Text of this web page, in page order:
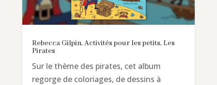
Rebecca Gilpin, Activités pour les petits, Les
Pirates
Sur le thème des pirates, cet album
regorge de coloriages, de dessins à